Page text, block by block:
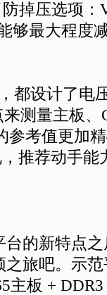
掉压选项：
够最大程度
设计了电
测量主板、
参考值更加
推荐动手能
的新特点之
旅吧。示
主板 +